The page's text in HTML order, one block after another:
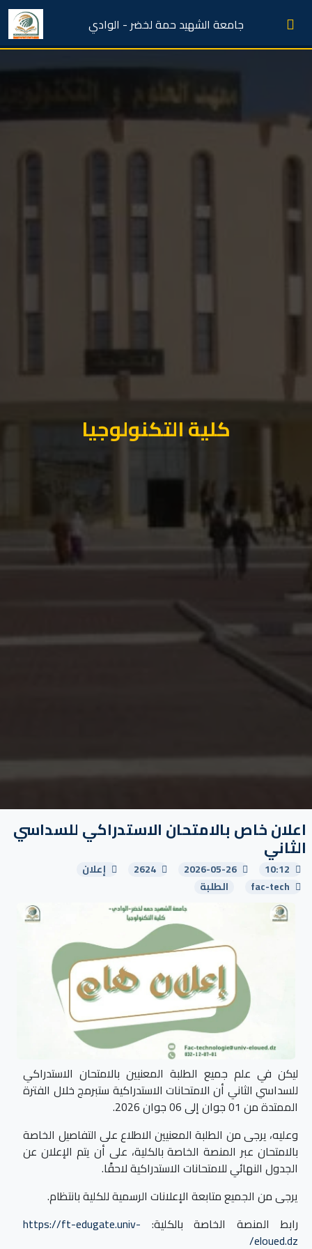
جامعة الشهيد حمة لخضر - الوادي
كلية التكنولوجيا
اعلان خاص بالامتحان الاستدراكي للسداسي
الثاني
10:12
2026-05-26
2624
إعلان
fac-tech
الطلبة
ليكن في علم جميع الطلبة المعنيين بالامتحان الاستدراكي
للسداسي الثاني أن الامتحانات الاستدراكية ستبرمج خلال الفترة
الممتدة من 01 جوان إلى 06 جوان 2026.
وعليه، يرجى من الطلبة المعنيين الاطلاع على التفاصيل الخاصة
بالامتحان عبر المنصة الخاصة بالكلية، على أن يتم الإعلان عن
الجدول النهائي للامتحانات الاستدراكية لاحقًا.
يرجى من الجميع متابعة الإعلانات الرسمية للكلية بانتظام.
رابط المنصة الخاصة بالكلية: https://ft-edugate.univ-
eloued.dz/